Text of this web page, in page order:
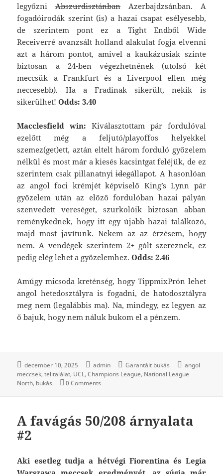
legyőzniAbszurdisztánbanAzerbajdzsánban. A
fogadóirodák szerint (is) a hazai csapat esélyesebb,
de szerintem pont ez a Tight Endből Wide
Receiverré avanzsált holland alakulat fogja elvenni
azt a három pontot, amivel a kaukázusiak szinte
biztosan a 24-ben végezhetnének (utolsó két
meccsük a Frankfurt és a Liverpool ellen még
neccesebb). Ha a Fradinak sikerült, nekik is
sikerülhet!Odds: 3.40
Macclesfield win: Kiválasztottam pár fordulóval
ezelőtt még a feljutó/playoffos helyekkel
szemez(get)ett, aztán eltelt három forduló győzelem
nélkül és most már a kiesés kacsintgat feléjük, de ez
szerintem csak pillanatnyiidegállapot. A hasonlóan
az angol foci krémjét képviselő King’s Lynn pár
győzelem után az előző fordulóban hazai pályán
szenvedett vereséget, szurkolóik biztosan abban
reménykednek, hogy itt egy újabb hazai találkozó,
majd most javítunk. Nekem az az érzésem, hogy
nem. A vendégek szerintem 2+ gólt szereznek, ez
pedig elég lehet a győzelemhez.Odds: 2.46
Amúgy micsoda kreténség, hogy TippmixPrón lehet
angol hetedosztályra is fogadni, de hatodosztályra
meg nem (legalábbis ma). Na, mindegy, ez legyen az
ő bajuk, hogy nem náluk bukom el a pénzem.
december 10, 2025 admin Garantált bukás
angol
meccsek telitalálat UCL Champions League National League
North bukás 0 Comments
A favágás 50/208 árnyalata
#2
Aki esetleg tudja a hétvégi Fiorentina és Legia